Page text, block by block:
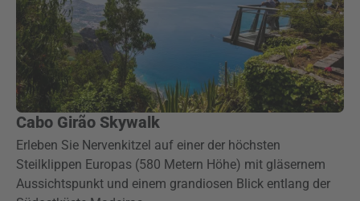
Cabo Girão Skywalk
Erleben Sie Nervenkitzel auf einer der höchsten
Steilklippen Europas (580 Metern Höhe) mit gläsernem
Aussichtspunkt und einem grandiosen Blick entlang der